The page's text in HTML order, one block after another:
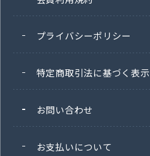
プライバシーポリシー
特定商取引法に基づく表示
お問い合わせ
お支払いについて